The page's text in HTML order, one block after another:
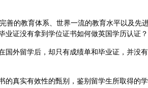
善的教育体系、世界一流的教育水平以及先
业证没有拿到学位证书如何做英国学历认证？
外留学后，却只有成绩单和毕业证，并没
真实有效性的甄别，鉴别留学生所取得的